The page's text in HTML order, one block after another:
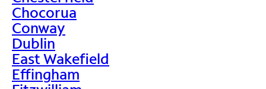
Chocorua
Conway
Dublin
East Wakefield
Effingham